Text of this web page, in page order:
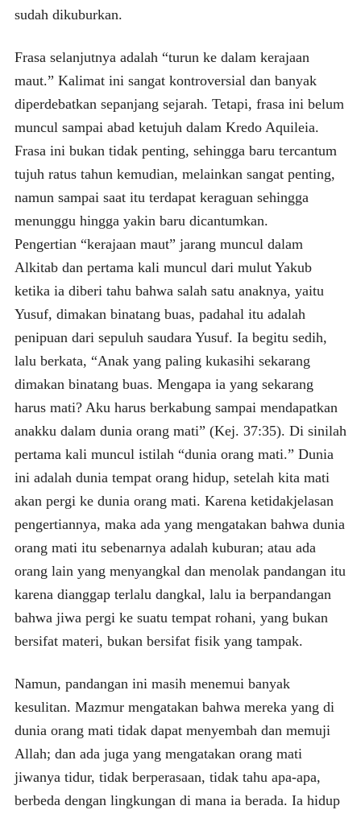
sudah dikuburkan.
Frasa selanjutnya adalah “turun ke dalam kerajaan
maut.” Kalimat ini sangat kontroversial dan banyak
diperdebatkan sepanjang sejarah. Tetapi, frasa ini belum
muncul sampai abad ketujuh dalam Kredo Aquileia.
Frasa ini bukan tidak penting, sehingga baru tercantum
tujuh ratus tahun kemudian, melainkan sangat penting,
namun sampai saat itu terdapat keraguan sehingga
menunggu hingga yakin baru dicantumkan.
Pengertian “kerajaan maut” jarang muncul dalam
Alkitab dan pertama kali muncul dari mulut Yakub
ketika ia diberi tahu bahwa salah satu anaknya, yaitu
Yusuf, dimakan binatang buas, padahal itu adalah
penipuan dari sepuluh saudara Yusuf. Ia begitu sedih,
lalu berkata, “Anak yang paling kukasihi sekarang
dimakan binatang buas. Mengapa ia yang sekarang
harus mati? Aku harus berkabung sampai mendapatkan
anakku dalam dunia orang mati” (Kej. 37:35). Di sinilah
pertama kali muncul istilah “dunia orang mati.” Dunia
ini adalah dunia tempat orang hidup, setelah kita mati
akan pergi ke dunia orang mati. Karena ketidakjelasan
pengertiannya, maka ada yang mengatakan bahwa dunia
orang mati itu sebenarnya adalah kuburan; atau ada
orang lain yang menyangkal dan menolak pandangan itu
karena dianggap terlalu dangkal, lalu ia berpandangan
bahwa jiwa pergi ke suatu tempat rohani, yang bukan
bersifat materi, bukan bersifat fisik yang tampak.
Namun, pandangan ini masih menemui banyak
kesulitan. Mazmur mengatakan bahwa mereka yang di
dunia orang mati tidak dapat menyembah dan memuji
Allah; dan ada juga yang mengatakan orang mati
jiwanya tidur, tidak berperasaan, tidak tahu apa-apa,
berbeda dengan lingkungan di mana ia berada. Ia hidup